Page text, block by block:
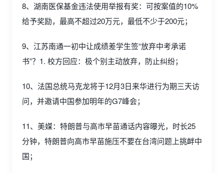
8、湖南医保基金违法使用举报有奖：可按案值的10%
给予奖励，最高不超过20万元，最低不少于200元；
9、江苏南通一初中让成绩差学生签“放弃中考承诺
书”？1. 校方回应：极个别主动放弃，防止纠纷；
10、法国总统马克龙将于12月3日来华进行为期三天访
问，并邀请中国参加明年的G7峰会；
11、美媒：特朗普与高市早苗通话内容曝光，时长25
分钟，特朗普向高市早苗施压不要在台湾问题上挑衅中
国；